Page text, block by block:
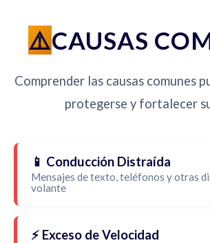
CAUSAS
Comprender las causas comunes
protegerse y fortalecer
📱 Conducción Distraída
Mensajes de texto, teléfonos y otras
volante
⚡ Exceso de Velocidad